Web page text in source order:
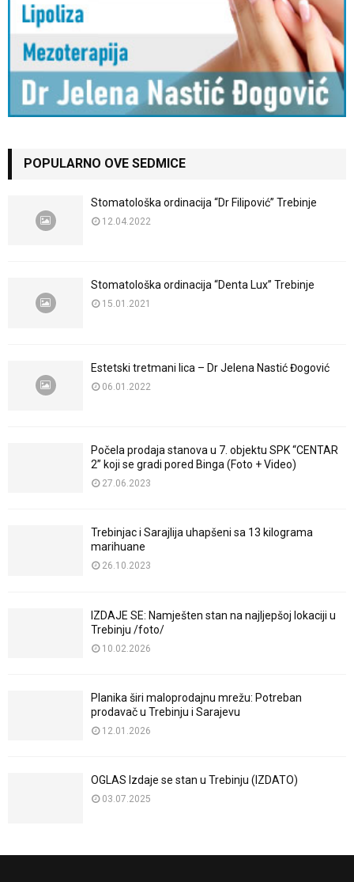
POPULARNO OVE SEDMICE
Stomatološka ordinacija “Dr Filipović” Trebinje
12.04.2022
Stomatološka ordinacija “Denta Lux” Trebinje
15.01.2021
Estetski tretmani lica – Dr Jelena Nastić Đogović
06.01.2022
Počela prodaja stanova u 7. objektu SPK “CENTAR
2” koji se gradi pored Binga (Foto + Video)
27.06.2023
Trebinjac i Sarajlija uhapšeni sa 13 kilograma
marihuane
26.10.2023
IZDAJE SE: Namješten stan na najljepšoj lokaciji u
Trebinju /foto/
10.02.2026
Planika širi maloprodajnu mrežu: Potreban
prodavač u Trebinju i Sarajevu
12.01.2026
OGLAS Izdaje se stan u Trebinju (IZDATO)
03.07.2025